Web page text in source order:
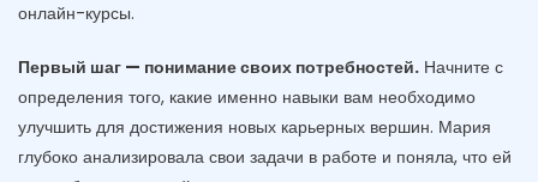
онлайн-курсы.
Первый шаг — понимание своих потребностей. Начните с
определения того, какие именно навыки вам необходимо
улучшить для достижения новых карьерных вершин. Мария
глубоко анализировала свои задачи в работе и поняла, что ей